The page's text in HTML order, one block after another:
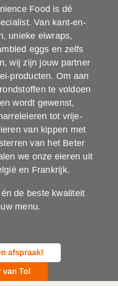
Food is dé
Van kant-en-
unieke eiwraps,
eggs en zelfs
wij zijn jouw partner
producten. Om aan
te voldoen
wordt gewenst,
tot vrije-
van kippen met
van het Beter
we onze eieren uit
en Frankrijk.
de beste kwaliteit
menu.
afspraak!
van Tol